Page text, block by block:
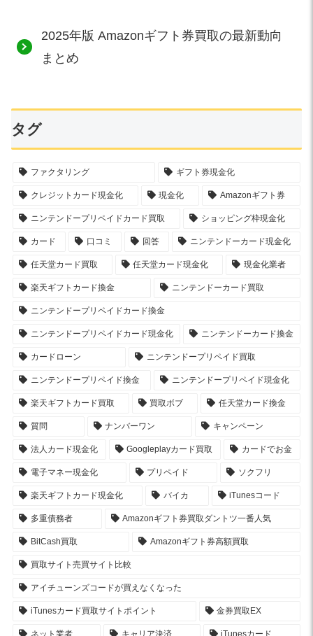
2025年版 Amazonギフト券買取の最新動向
まとめ
タグ
ファクタリング ギフト券現金化
クレジットカード現金化 現金化 Amazonギフト券
ニンテンドープリペイドカード買取 ショッピング枠現金化
カード 口コミ 回答 ニンテンドーカード現金化
任天堂カード買取 任天堂カード現金化 現金化業者
楽天ギフトカード換金 ニンテンドーカード買取
ニンテンドープリペイドカード換金
ニンテンドープリペイドカード現金化 ニンテンドーカード換金
カードローン ニンテンドープリペイド買取
ニンテンドープリペイド換金 ニンテンドープリペイド現金化
楽天ギフトカード買取 買取ボブ 任天堂カード換金
質問 ナンバーワン キャンペーン
法人カード現金化 Googleplayカード買取 カードでお金
電子マネー現金化 プリペイド ソクフリ
楽天ギフトカード現金化 バイカ iTunesコード
多重債務者 Amazonギフト券買取ダントツ一番人気
BitCash買取 Amazonギフト券高額買取
買取サイト売買サイト比較
アイチューンズコードが買えなくなった
iTunesカード買取サイトポイント 金券買取EX
ネット業者 キャリア決済 iTunesカード